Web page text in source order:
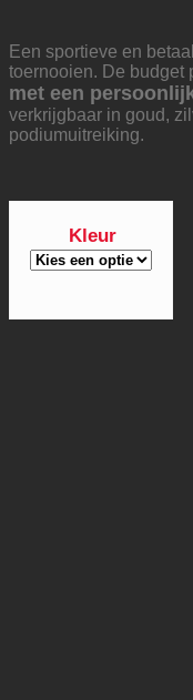
Een sportieve en
toernooien. De budget
met een
verkrijgbaar in goud,
podiumuitreiking.
Kleur